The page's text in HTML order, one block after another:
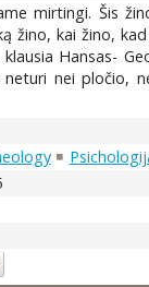
mirtingi. Šis
žino, kai žino,
Hansas-
nei pločio,